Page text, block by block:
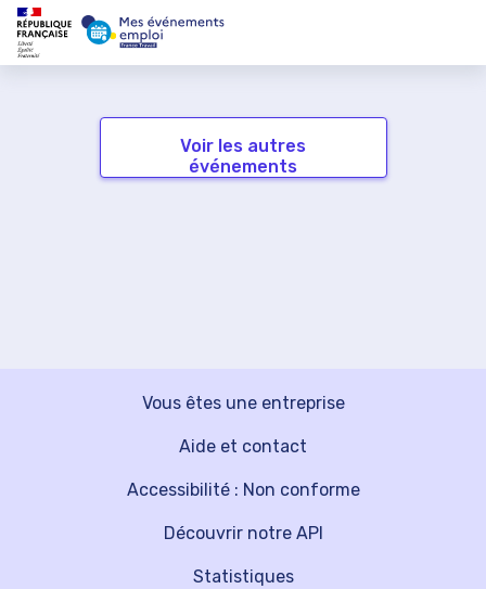
Voir les autres
événements
Vous êtes une entreprise
Découvrir notre API
Aide et contact
Statistiques
Accessibilité : Non conforme